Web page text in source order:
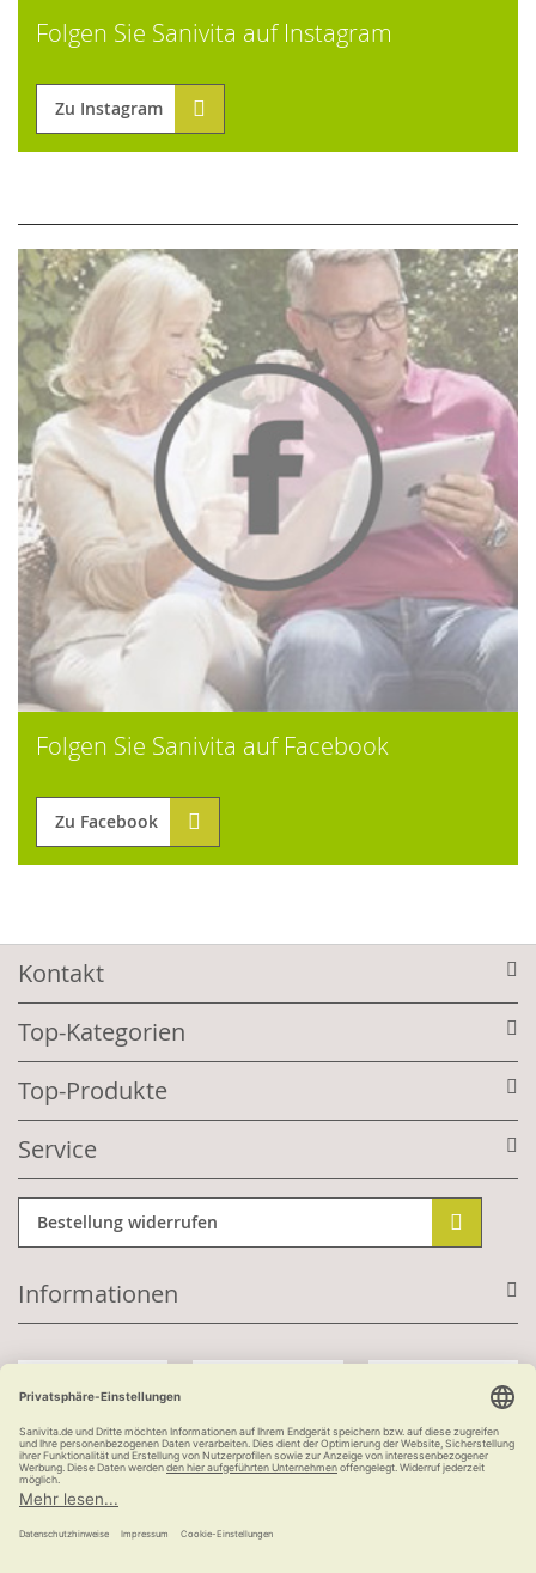
Folgen Sie Sanivita auf Instagram
Zu Instagram
Folgen Sie Sanivita auf Facebook
Zu Facebook
Kontakt
Top-Kategorien
Top-Produkte
Service
Bestellung widerrufen
Informationen
Kauf auf Rechnung